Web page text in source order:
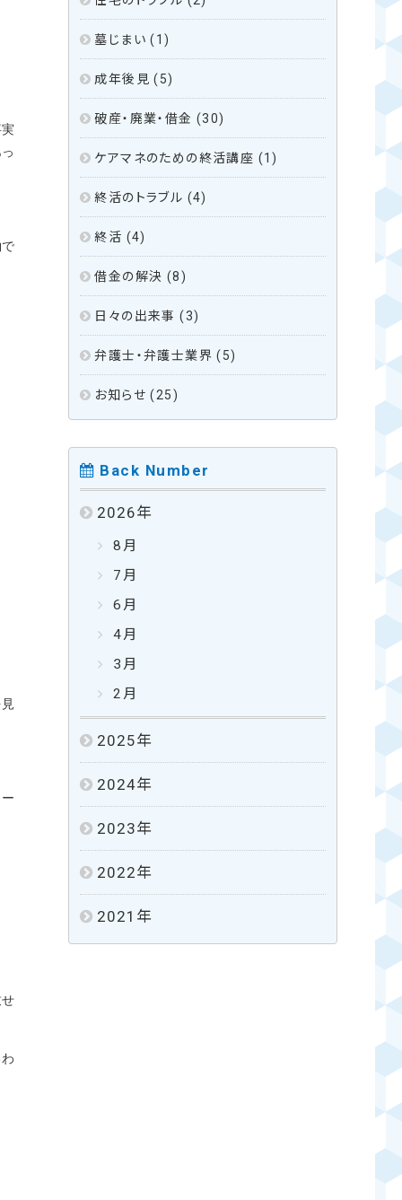
墓じまい (1)
成年後見 (5)
破産・廃業・借金 (30)
ケアマネのための終活講座 (1)
終活のトラブル (4)
終活 (4)
借金の解決 (8)
日々の出来事 (3)
弁護士・弁護士業界 (5)
お知らせ (25)
Back Number
2026年
8月
7月
6月
4月
3月
2月
2025年
2024年
2023年
2022年
2021 年